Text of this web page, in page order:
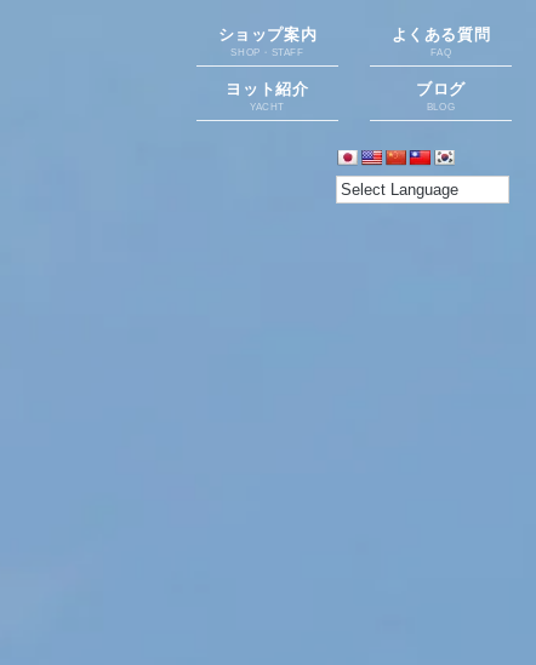
ショップ案内
SHOP・STAFF
よくある質問
FAQ
ヨット紹介
YACHT
ブログ
BLOG